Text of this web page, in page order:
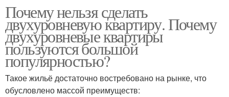
Почему нельзя сделать
двухуровневую квартиру. Почему
двухуровневые квартиры
пользуются большой
популярностью?
Такое жильё достаточно востребовано на рынке, что
обусловлено массой преимуществ: